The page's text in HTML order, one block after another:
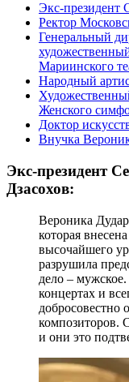
Экс-президент
Ректор
Генеральный
Мариинского
Народный
Женского
Доктор
Внучка
Экс-президент
Дзасохов:
Вероника
которая
высочайшего
разрушила
дело –
концертах и
добросовестно
композиторов.
и они это